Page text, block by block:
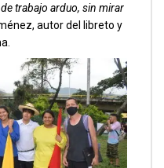
trabajo arduo, sin mirar
autor del libreto y